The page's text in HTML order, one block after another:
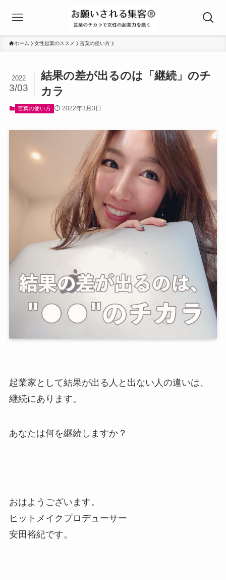
ホーム 女性起業のススメ 言葉の使い方
結果の差が出るのは「継続」のチ
カラ
2022
3/03
言葉の使い方 2022年3月3日
起業家として結果が出る人と出ない人の違いは、
継続にあります。
あなたは何を継続しますか？
おはようございます。
ヒットメイクプロデューサー
安田裕紀です。